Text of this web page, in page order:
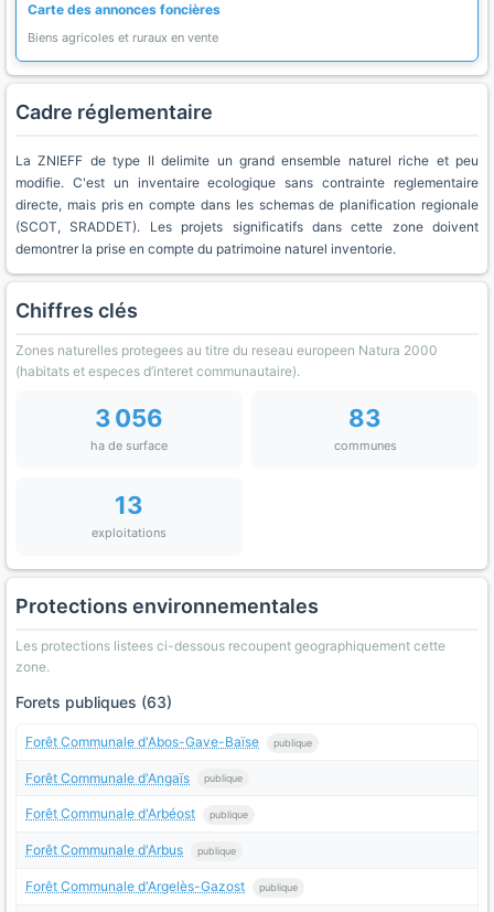
Carte des annonces foncières
Biens agricoles et ruraux en vente
Cadre réglementaire
La ZNIEFF de type II delimite un grand ensemble naturel riche et peu
modifie. C'est un inventaire ecologique sans contrainte reglementaire
directe, mais pris en compte dans les schemas de planification regionale
(SCOT, SRADDET). Les projets significatifs dans cette zone doivent
demontrer la prise en compte du patrimoine naturel inventorie.
Chiffres clés
Zones naturelles protegees au titre du reseau europeen Natura 2000
(habitats et especes d’interet communautaire).
3 056
ha de surface
83
communes
13
exploitations
Protections environnementales
Les protections listees ci-dessous recoupent geographiquement cette
zone.
Forets publiques (63)
Forêt Communale d'Abos-Gave-Baïse publique
Forêt Communale d'Angaïs publique
Forêt Communale d'Arbéost publique
Forêt Communale d'Arbus publique
Forêt Communale d'Argelès-Gazost publique